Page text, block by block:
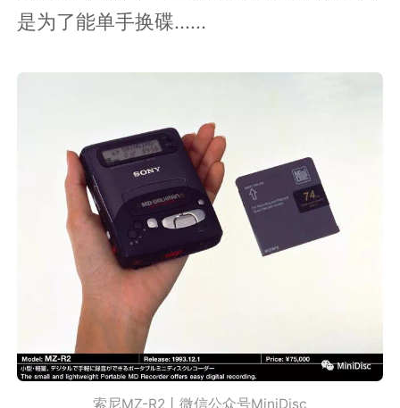
是为了能单手换碟......
索尼MZ-R2丨微信公众号MiniDisc